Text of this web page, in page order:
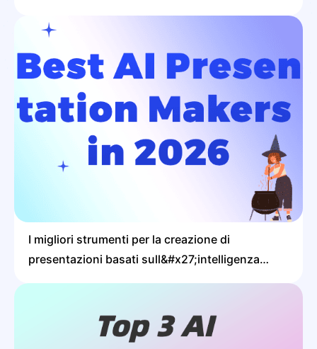
personalmente
I migliori strumenti per la creazione di
presentazioni basati sull&#x27;intelligenza